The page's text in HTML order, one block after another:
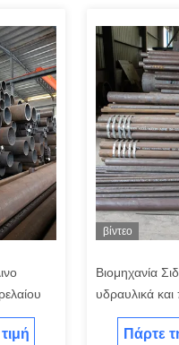
βίντεο
Βιομηχανία
υδραυλικά και
Πάρτε